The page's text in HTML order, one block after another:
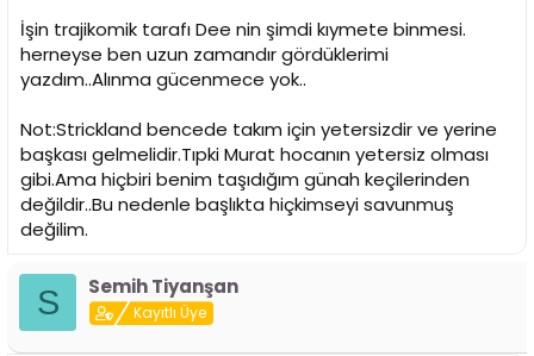
İşin trajikomik tarafı Dee nin şimdi kıymete binmesi.
herneyse ben uzun zamandır gördüklerimi
yazdım..Alınma gücenmece yok..
Not:Strickland bencede takım için yetersizdir ve yerine
başkası gelmelidir.Tıpki Murat hocanın yetersiz olması
gibi.Ama hiçbiri benim taşıdığım günah keçilerinden
değildir..Bu nedenle başlıkta hiçkimseyi savunmuş
değilim.
S Semih Tiyanşan
Kayıtlı Üye